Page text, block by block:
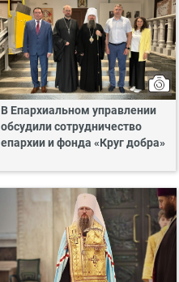
В Епархиальном управлении
обсудили сотрудничество
епархии и фонда «Круг добра»